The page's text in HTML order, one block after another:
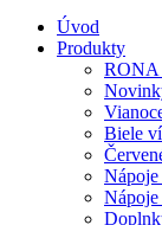
Úvod
Produkty
Biele